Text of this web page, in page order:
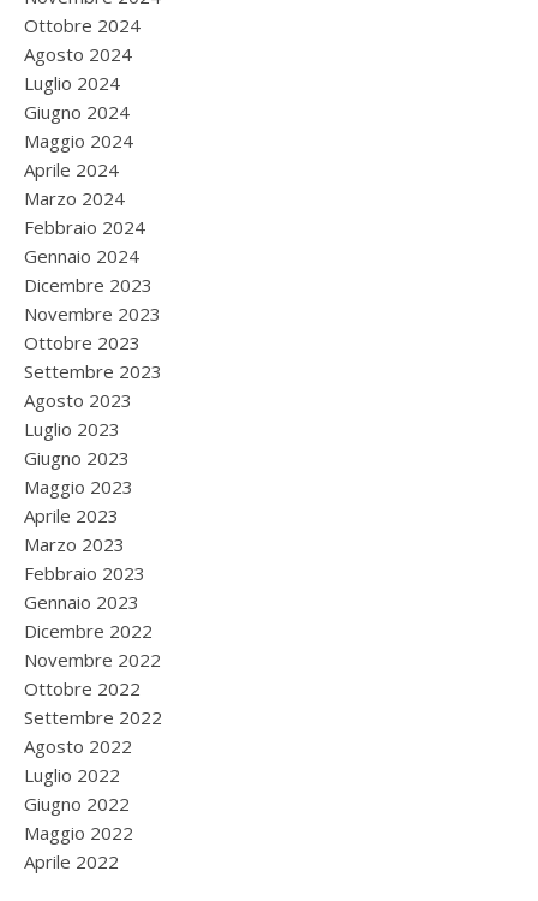
Ottobre 2024
Agosto 2024
Luglio 2024
Giugno 2024
Maggio 2024
Aprile 2024
Marzo 2024
Febbraio 2024
Gennaio 2024
Dicembre 2023
Novembre 2023
Ottobre 2023
Settembre 2023
Agosto 2023
Luglio 2023
Giugno 2023
Maggio 2023
Aprile 2023
Marzo 2023
Febbraio 2023
Gennaio 2023
Dicembre 2022
Novembre 2022
Ottobre 2022
Settembre 2022
Agosto 2022
Luglio 2022
Giugno 2022
Maggio 2022
Aprile 2022